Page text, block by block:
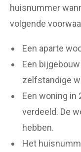
huisnummer
volgende
Een aparte
Een
zelfstandige
Een woning
verdeeld. De
hebben.
Het